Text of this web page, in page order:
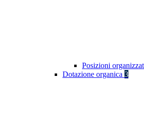
Posizioni
Dotazione organica 3